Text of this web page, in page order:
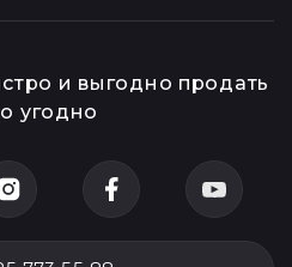
и выгодно продать
угодно